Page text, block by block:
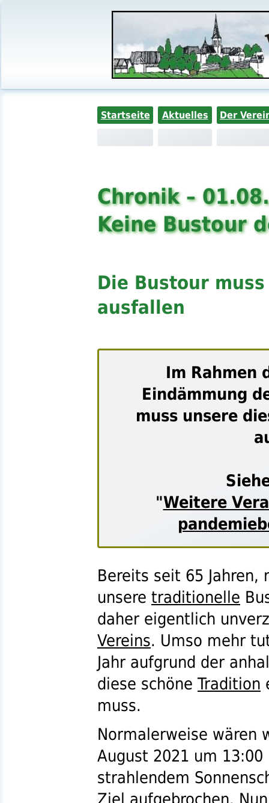
Startseite Aktuelles Der
Chronik –
Keine Bustour
Die Bustour
ausfallen
Im Rahmen
Eindämmung
muss unsere
"Weitere
Bereits seit 65
unsere traditionelle
daher eigentlich
Vereins. Umso mehr
Jahr aufgrund der
diese schöne Tradition
muss.
Normalerweise wären
August 2021 um
strahlendem
Ziel aufgebrochen.